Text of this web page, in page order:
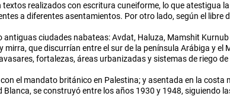
realizados con escritura cuneiforme, lo que atestigua
a diferentes asentamientos. Por otro lado, según el
antiguas ciudades nabateas: Avdat, Haluza, Mamshit
mirra, que discurrían entre el sur de la península Arábiga y
fortalezas, áreas urbanizadas y sistemas de riego
el mandato británico en Palestina; y asentada en la
se construyó entre los años 1930 y 1948, siguiendo